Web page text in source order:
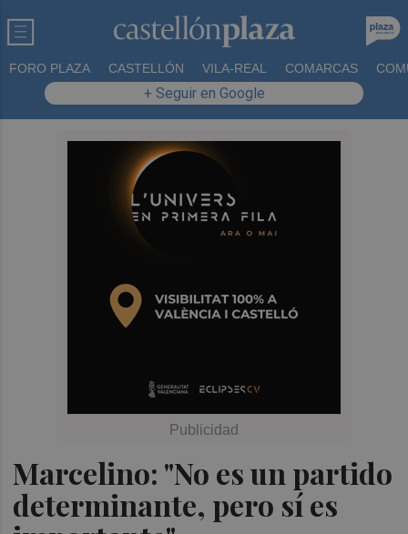
FORO PLAZA CASTELLÓN VILA-REAL COMARCAS
+ Seguir en Google
Marcelino: "No es un partido
determinante, pero sí es